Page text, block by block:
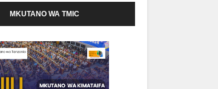
MKUTANO WA TMIC